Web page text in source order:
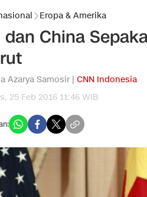
Eropa & Amerika
dan China
Azarya Samosir | CNN Indonesia
25 Feb 2016 11:46 WIB